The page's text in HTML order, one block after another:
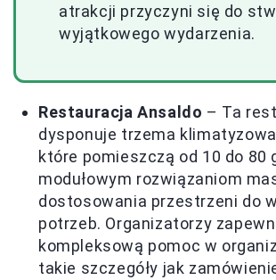
atrakcji przyczyni się do
wyjątkowego wydarzenia.
Restauracja Ansaldo – Ta
dysponuje trzema
które pomieszczą od 10 do 80
modułowym rozwiązaniom
dostosowania przestrzeni do
potrzeb. Organizatorzy
kompleksową pomoc w
takie szczegóły jak